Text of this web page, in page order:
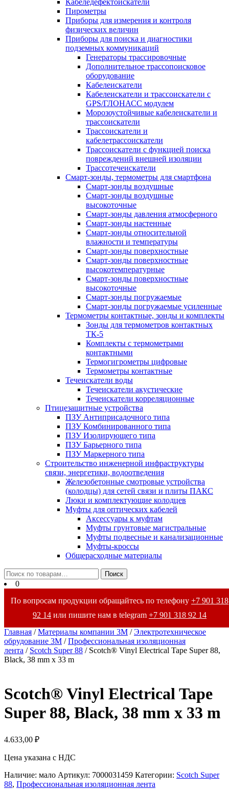
Кабеледефектоискатели
Пирометры
Приборы для измерения и контроля
физических величин
Приборы для поиска и диагностики
подземных коммуникаций
Генераторы трассировочные
Дополнительное трассопоисковое
оборудование
Кабелеискатели
Кабелеискатели и трассоискатели с
GPS/ГЛОНАСС модулем
Морозоустойчивые кабелеискатели и
трассоискатели
Трассоискатели и
кабелетрассоискатели
Трассоискатели с функцией поиска
повреждений внешней изоляции
Трассотечеискатели
Смарт-зонды, термометры для смартфона
Смарт-зонды воздушные
Смарт-зонды воздушные
высокоточные
Смарт-зонды давления атмосферного
Смарт-зонды настенные
Смарт-зонды относительной
влажности и температуры
Смарт-зонды поверхностные
Смарт-зонды поверхностные
высокотемпературные
Смарт-зонды поверхностные
высокоточные
Смарт-зонды погружаемые
Смарт-зонды погружаемые усиленные
Термометры контактные, зонды и комплекты
Зонды для термометров контактных
ТК-5
Комплекты с термометрами
контактными
Термогигрометры цифровые
Термометры контактные
Течеискатели воды
Течеискатели акустические
Течеискатели корреляционные
Птицезащитные устройства
ПЗУ Антиприсадочного типа
ПЗУ Комбинированного типа
ПЗУ Изолирующего типа
ПЗУ Барьерного типа
ПЗУ Маркерного типа
Строительство инженерной инфраструктуры
связи, энергетики, водоотведения
Железобетонные смотровые устройства
(колодцы) для сетей связи и плиты ПАКС
Люки и комплектующие колодцев
Муфты для оптических кабелей
Аксессуары к муфтам
Муфты грунтовые магистральные
Муфты подвесные и канализационные
Муфты-кроссы
Общерасходные материалы
Закрыть
меню
Искать: Поиск
0
По вопросам продукции обращайтесь по телефону +7 901 318
92 14 или пишите нам в telegram +7 901 318 92 14
Главная /Материалы компании 3М /Электротехническое
обрудование 3М /Профессиональная изоляционная
лента / Scotсh Super 88 / Scotch® Vinyl Electrical Tape Super 88,
Black, 38 mm x 33 m
Scotch® Vinyl Electrical Tape
Super 88, Black, 38 mm x 33 m
4.633,00 ₽
Цена указана с НДС
Наличие: мало Артикул: 7000031459 Категории: Scotсh Super
88, Профессиональная изоляционная лента